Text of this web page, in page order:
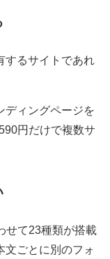
するサイトであれ
ディングページを
円だけで複数サ
せて23種類が搭載
文ごとに別のフォ